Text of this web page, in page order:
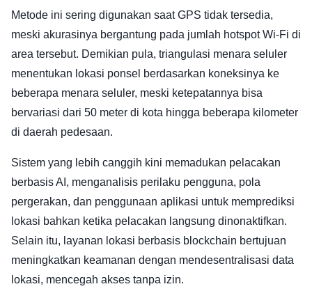
Metode ini sering digunakan saat GPS tidak tersedia,
meski akurasinya bergantung pada jumlah hotspot Wi-Fi di
area tersebut. Demikian pula, triangulasi menara seluler
menentukan lokasi ponsel berdasarkan koneksinya ke
beberapa menara seluler, meski ketepatannya bisa
bervariasi dari 50 meter di kota hingga beberapa kilometer
di daerah pedesaan.
Sistem yang lebih canggih kini memadukan pelacakan
berbasis AI, menganalisis perilaku pengguna, pola
pergerakan, dan penggunaan aplikasi untuk memprediksi
lokasi bahkan ketika pelacakan langsung dinonaktifkan.
Selain itu, layanan lokasi berbasis blockchain bertujuan
meningkatkan keamanan dengan mendesentralisasi data
lokasi, mencegah akses tanpa izin.